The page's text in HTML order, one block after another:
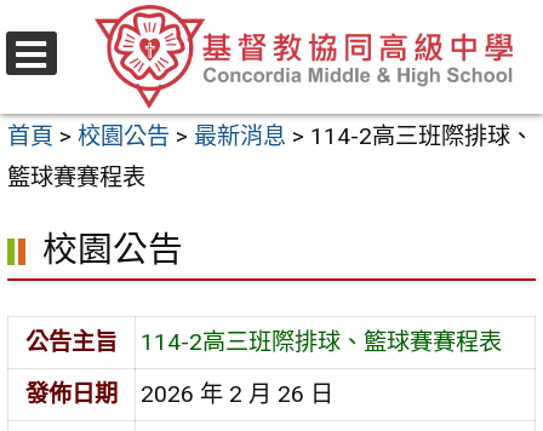
至
要
內
區
首頁 > 校園公告 > 最新消息 > 114-2高三班際排球、
籃球賽賽程表
校園公告
公告主旨
114-2高三班際排球、籃球賽賽程表
發佈日期
2026 年 2 月 26 日
選
單